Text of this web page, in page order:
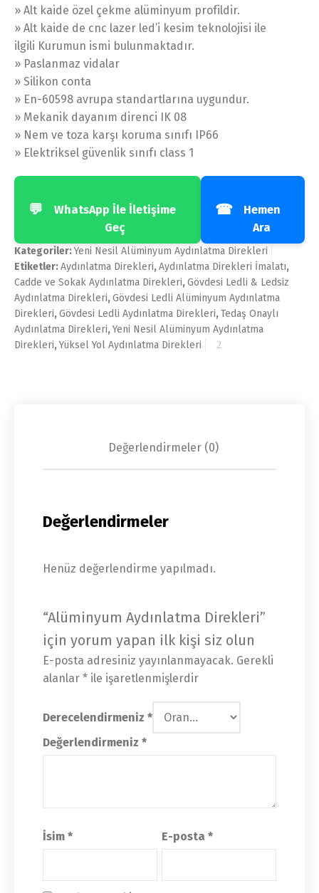
» Alt kaide özel çekme alüminyum profildir.
» Alt kaide de cnc lazer led’i kesim teknolojisi ile
ilgili Kurumun ismi bulunmaktadır.
» Paslanmaz vidalar
» Silikon conta
» En-60598 avrupa standartlarına uygundur.
» Mekanik dayanım direnci IK 08
» Nem ve toza karşı koruma sınıfı IP66
» Elektriksel güvenlik sınıfı class 1
💬
WhatsApp İle İletişime
Geç
☎
Hemen
Ara
Kategoriler:Yeni Nesil Alüminyum Aydınlatma Direkleri
Etiketler:Aydınlatma Direkleri,Aydınlatma Direkleri İmalatı,
Cadde ve Sokak Aydınlatma Direkleri,Gövdesi Ledli & Ledsiz
Aydınlatma Direkleri,Gövdesi Ledli Alüminyum Aydınlatma
Direkleri,Gövdesi Ledli Aydınlatma Direkleri,Tedaş Onaylı
Aydınlatma Direkleri,Yeni Nesil Alüminyum Aydınlatma
Direkleri,Yüksel Yol Aydınlatma Direkleri
Değerlendirmeler (0)
Değerlendirmeler
Henüz değerlendirme yapılmadı.
“Alüminyum Aydınlatma Direkleri”
için yorum yapan ilk kişi siz olun
E-posta adresiniz yayınlanmayacak. Gerekli
alanlar * ile işaretlenmişlerdir
Derecelendirmeniz *
Değerlendirmeniz *
İsim * E-posta*